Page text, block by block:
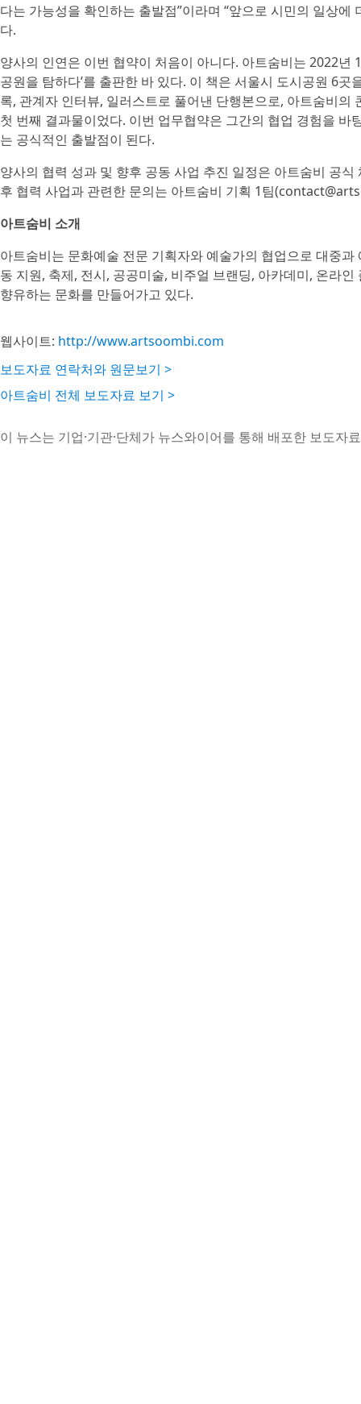
다는 가능성을 확인하는 출발점”이라며 “앞으로 시민의 일상
다.
양사의 인연은 이번 협약이 처음이 아니다. 아트숨비는 2022년
공원을 탐하다’를 출판한 바 있다. 이 책은 서울시 도시공원 6
록, 관계자 인터뷰, 일러스트로 풀어낸 단행본으로, 아트숨비
첫 번째 결과물이었다. 이번 업무협약은 그간의 협업 경험을
는 공식적인 출발점이 된다.
양사의 협력 성과 및 향후 공동 사업 추진 일정은 아트숨비 공
후 협력 사업과 관련한 문의는 아트숨비 기획 1팀
아트숨비 소개
아트숨비는 문화예술 전문 기획자와 예술가의 협업으로 대중
동 지원, 축제, 전시, 공공미술, 비주얼 브랜딩, 아카데미, 온라
향유하는 문화를 만들어가고 있다.
웹사이트: http://www.artsoombi.com
보도자료 연락처와 원문보기 >
아트숨비 전체 보도자료 보기 >
이 뉴스는 기업·기관·단체가 뉴스와이어를 통해 배포한 보도자